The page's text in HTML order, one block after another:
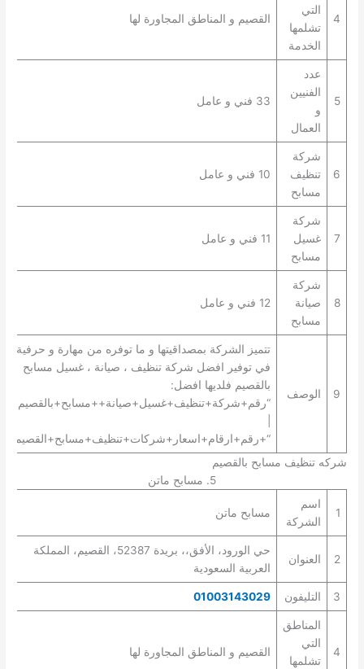
4
التي
تشلمها
الخدمة
القصيم و المناطق المجاورة لها
5
عدد
الفنيين
و
العمال
33 فني و عامل
6
شركة
تنظيف
مسابح
10 فني و عامل
7
شركة
غسيل
مسابح
11 فني و عامل
8
شركة
صيانة
مسابح
12 فني و عامل
9 الوصف
تتميز الشركة بمصداقيتها و ما توفره من مهارة و حرفية
في توفير افضل شركة تنظيف ، صيانة ، غسيل مسابح
بالقصيم فلديها افضل:
“رقم+شركة+تنظيف+غسيل+صيانة++مسابح+بالقصيم+”
“+رقم+ارقام+اسعار+شركات+تنظيف+مسابح+القصيم+”.
شركه تنظيف مسابح بالقصيم
5. مسابح ماتن
1
اسم
الشركة
مسابح ماتن
2 العنوان
حي الورود، الأفق،، بريدة 52387، القصيم، المملكة
العربية السعودية
3 التليفون 01003143029
4
المناطق
التي
تشلمها
القصيم و المناطق المجاورة لها